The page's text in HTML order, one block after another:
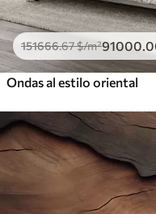
151666.67$/m²91000
Ondas al estilo oriental